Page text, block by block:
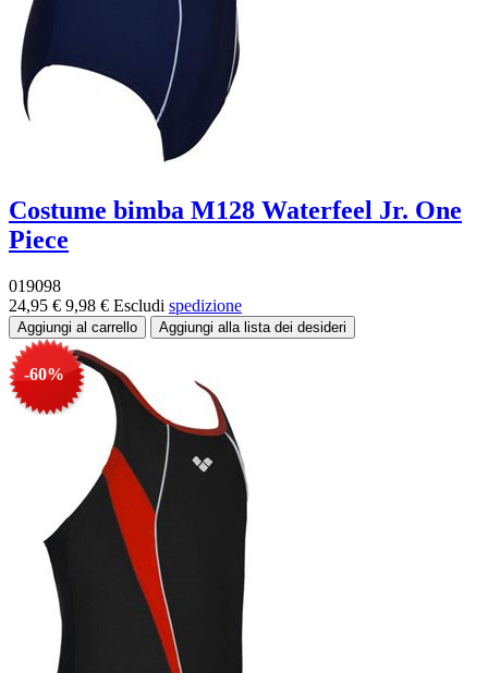
Costume bimba M128 Waterfeel Jr. One
Piece
019098
24,95 € 9,98 € Escludi spedizione
-60%